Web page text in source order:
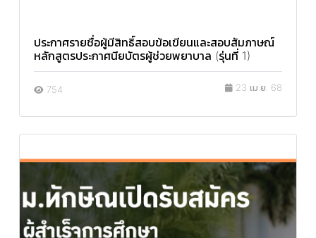
ประกาศรายชื่อผู้มีสิทธิ์สอบข้อเขียนและสอบสัมภาษณ์
หลักสูตรประกาศนียบัตรผู้ช่วยพยาบาล (รุ่นที่ 1)
754 23 เม.ย. 68